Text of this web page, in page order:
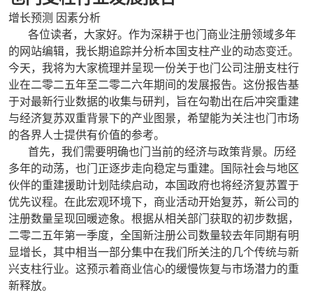
增长预测 因素分析
各位读者，大家好。作为深耕于也门商业注册领域多年
的网站编辑，我长期追踪并分析本国支柱产业的动态变迁。
今天，我将为大家梳理并呈现一份关于也门公司注册支柱行
业在二零二五年至二零二六年期间的发展报告。这份报告基
于对最新行业数据的收集与研判，旨在勾勒出在后冲突重建
与经济复苏双重背景下的产业图景，希望能为关注也门市场
的各界人士提供有价值的参考。
首先，我们需要明确也门当前的经济与政策背景。历经
多年的动荡，也门正逐步走向稳定与重建。国际社会与地区
伙伴的重建援助计划陆续启动，本国政府也将经济复苏置于
优先议程。在此宏观环境下，商业活动开始复苏，新公司的
注册数量呈现回暖迹象。根据从相关部门获取的初步数据，
二零二五年第一季度，全国新注册公司数量较去年同期有明
显增长，其中相当一部分集中在我们所关注的几个传统与新
兴支柱行业。这预示着商业信心的缓慢恢复与市场潜力的重
新释放。